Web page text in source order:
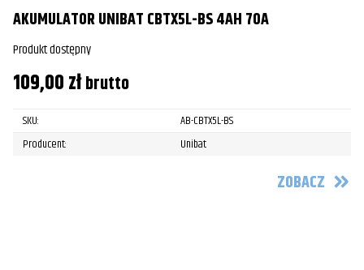
AKUMULATOR UNIBAT CBTX5L-BS 4AH 70A
Produkt dostępny
109,00złbrutto
SKU:
AB-CBTX5L-BS
Producent:
Unibat
ZOBACZ